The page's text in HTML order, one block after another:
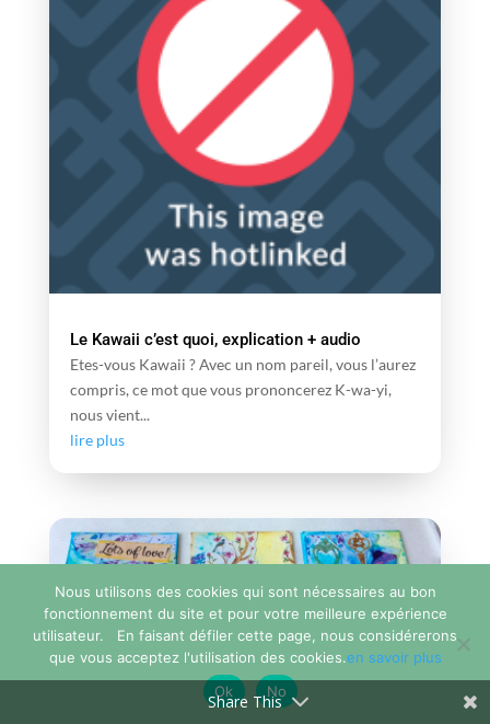
Le Kawaii c’est quoi, explication + audio
Etes-vous Kawaii ? Avec un nom pareil, vous l’aurez
compris, ce mot que vous prononcerez K-wa-yi,
nous vient...
lire plus
Share This
Nous utilisons des cookies qui sont nécessaires au bon
fonctionnement du site et pour votre meilleure expérience
utilisateur. En faisant défiler cette page, nous considérerons
que vous acceptez l'utilisation des cookies.en savoir plus
Ok
No